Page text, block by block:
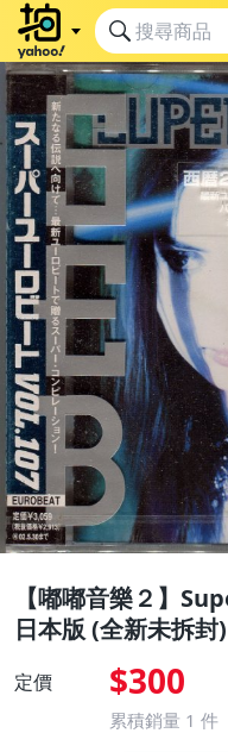
【嘟嘟音樂２】
日本版 (全新未拆封)
定價 $300
累積銷量 1 件